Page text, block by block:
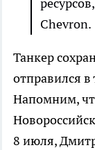
Chevron.
Танкер
отправился в
Напомним,
8 июля,